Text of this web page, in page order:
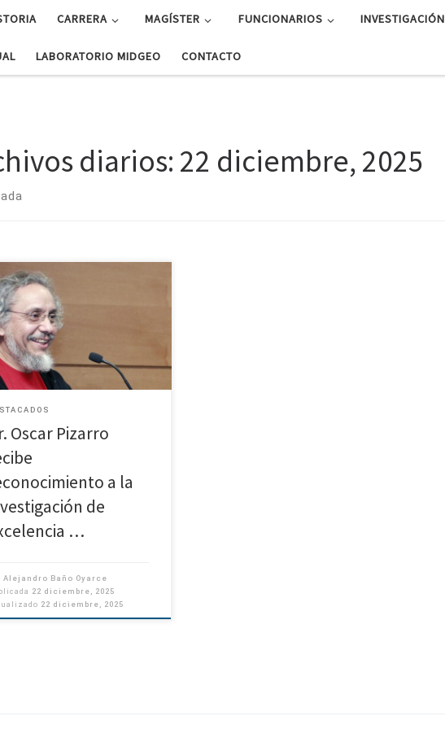
CARRERA MAGÍSTER FUNCIONARIOS INVESTIGACIÓN
LABORATORIO MIDGEO CONTACTO
diarios: 22 diciembre, 2025
Óscar Pizarro Arriagada,
del Departamento de
de la Universidad de
y director del Centro de
Oceanográfica, fue
con el Reconocimiento a
[…]
Oscar Pizarro
a la
de
…
Alejandro Baño Oyarce
22 diciembre, 2025
22 diciembre, 2025